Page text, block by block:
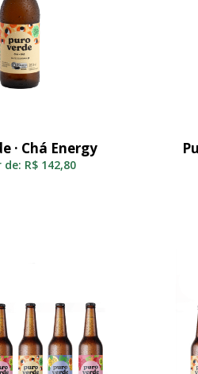
· Chá Energy
de: R$ 142,80